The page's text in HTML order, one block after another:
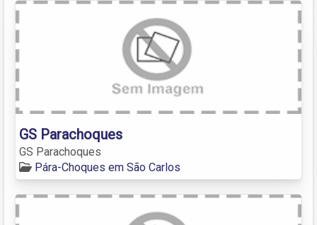
GS Parachoques
GS Parachoques
Pára-Choques em São Carlos